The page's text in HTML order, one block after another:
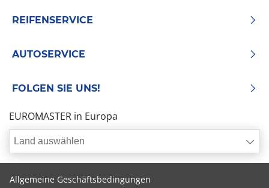
REIFENSERVICE
AUTOSERVICE
FOLGEN SIE UNS!
EUROMASTER in Europa
Land auswählen
Allgemeine Geschäftsbedingungen